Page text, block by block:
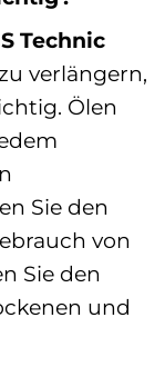
Technic
verlängern,
Ölen
Sie den
von
Sie den
und